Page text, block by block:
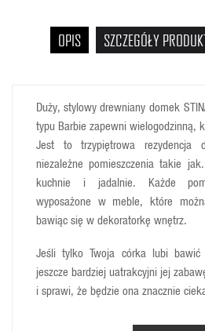
OPIS SZCZEGÓŁY
Duży, stylowy drewniany domek
typu Barbie zapewni wielogodzinną,
Jest to trzypiętrowa
niezależne pomieszczenia takie
kuchnie i jadalnie. Każde
wyposażone w meble, które
bawiąc się w dekoratorkę wnętrz.
Jeśli tylko Twoja córka lubi
jeszcze bardziej uatrakcyjni jej
i sprawi, że będzie ona znacznie
Wymiary domku; 77,5 x 35 x 118cm